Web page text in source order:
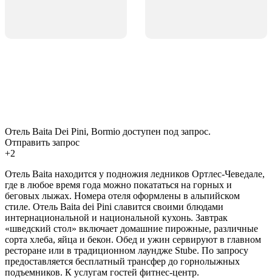
Отель Baita Dei Pini, Bormio доступен под запрос.
Отправить запрос
+2
Отель Baita находится у подножия ледников Ортлес-Чеведале,
где в любое время года можно покататься на горных и
беговых лыжах. Номера отеля оформлены в альпийском
стиле. Отель Baita dei Pini славится своими блюдами
интернациональной и национальной кухонь. Завтрак
«шведский стол» включает домашние пирожные, различные
сорта хлеба, яйца и бекон. Обед и ужин сервируют в главном
ресторане или в традиционном лаундже Stube. По запросу
предоставляется бесплатный трансфер до горнолыжных
подъемников. К услугам гостей фитнес-центр.